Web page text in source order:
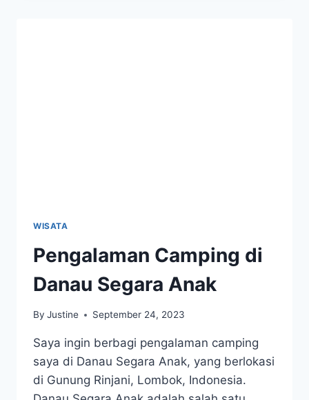
WISATA
Pengalaman Camping di
Danau Segara Anak
By Justine September 24, 2023
Saya ingin berbagi pengalaman camping
saya di Danau Segara Anak, yang berlokasi
di Gunung Rinjani, Lombok, Indonesia.